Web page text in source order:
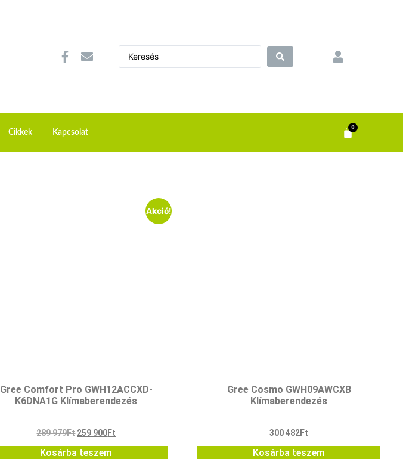
Cikkek Kapcsolat
0
Akció!
Gree Comfort Pro GWH12ACCXD-
K6DNA1G Klímaberendezés
289 979Ft 259 900Ft
Kosárba teszem
Gree Cosmo GWH09AWCXB
Klímaberendezés
300 482Ft
Kosárba teszem